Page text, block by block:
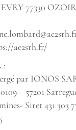
77330
ae2srh.fr/
:
par IONOS
– 57201
Siret 431 303